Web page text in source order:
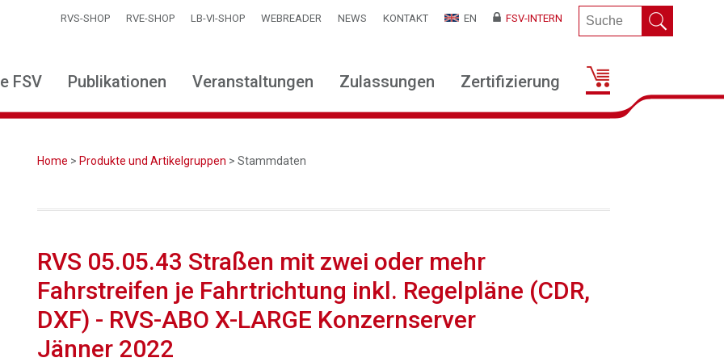
RVS-SHOP RVE-SHOP LB-VI-SHOP WEBREADER NEWS KONTAKT EN FSV-INTERN
FSV Publikationen Veranstaltungen Zulassungen Zertifizierung
Home > Produkte und Artikelgruppen > Stammdaten
RVS 05.05.43 Straßen mit zwei oder mehr
Fahrstreifen je Fahrtrichtung inkl. Regelpläne (CDR,
DXF) - RVS-ABO X-LARGE Konzernserver
Jänner 2022